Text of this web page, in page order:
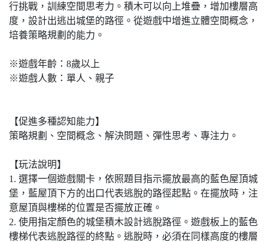
行挑戰，訓練空間思考力。積木可以向上堆疊，增加樓層高
度，設計出逃出城堡的路徑。從遊戲中增進立體空間概念，
培養策略規劃的能力。
※遊戲年齡：8歲以上
※遊戲人數：單人、親子
【促進多種認知能力】
策略規劃、空間概念、解決問題、彈性思考、專注力。
【玩法說明】
1. 選擇一個遊戲關卡，依照題目指示擺放最高的藍色屋頂城
堡，藍屋頂下方的出口代表逃脫的路徑起點。在擺放時，注
意屋頂與樓梯的位置是否擺放正確。
2. 使用指定顏色的城堡積木設計逃脫路徑。遊戲板上的藍色
樓梯代表逃脫路徑的終點。逃脫時，必須在同樣高度的樓層